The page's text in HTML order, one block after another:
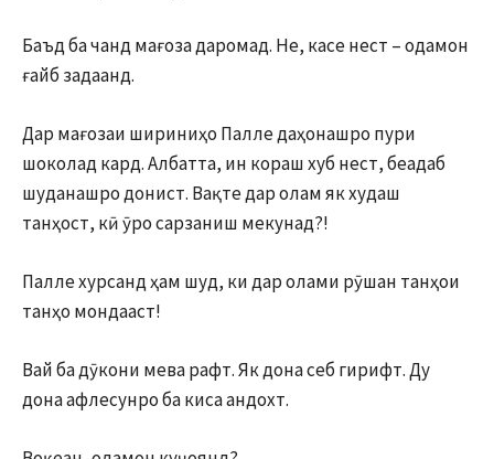
Баъд ба чанд мағоза даромад. Не, касе нест – одамон
ғайб задаанд.
Дар мағозаи шириниҳо Палле даҳонашро пури
шоколад кард. Албатта, ин кораш хуб нест, беадаб
шуданашро донист. Вақте дар олам як худаш
танҳост, кӣ ӯро сарзаниш мекунад?!
Палле хурсанд ҳам шуд, ки дар олами рӯшан танҳои
танҳо мондааст!
Вай ба дӯкони мева рафт. Як дона себ гирифт. Ду
дона афлесунро ба киса андохт.